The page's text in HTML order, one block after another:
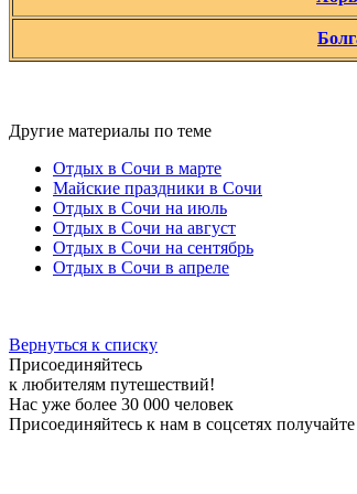
Другие материалы по теме
Отдых в Сочи в марте
Майские праздники в Сочи
Отдых в Сочи на июль
Отдых в Сочи на август
Отдых в Сочи на сентябрь
Отдых в Сочи в апреле
Вернуться к списку
Присоединяйтесь
к любителям путешествий!
Нас уже более 30 000 человек
Присоединяйтесь к нам в соцсетях